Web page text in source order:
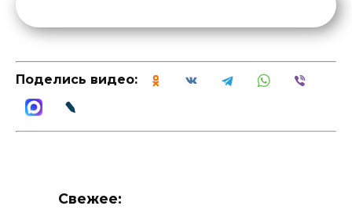
Поделись видео:
Свежее: